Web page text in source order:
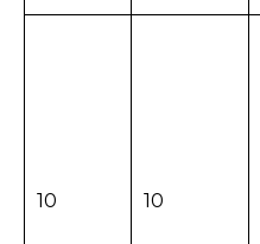
10 10